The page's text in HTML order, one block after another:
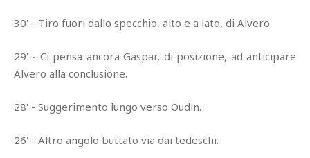
30' - Tiro fuori dallo specchio, alto e a lato, di Alvero.
29' - Ci pensa ancora Gaspar, di posizione, ad anticipare
Alvero alla conclusione.
28' - Suggerimento lungo verso Oudin.
26' - Altro angolo buttato via dai tedeschi.